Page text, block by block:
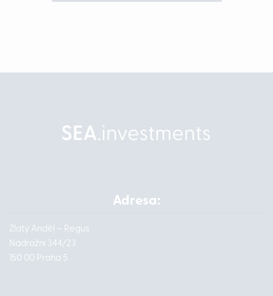
Adresa:
Zlatý Anděl – Regus
Nádražní 344/23
150 00 Praha 5